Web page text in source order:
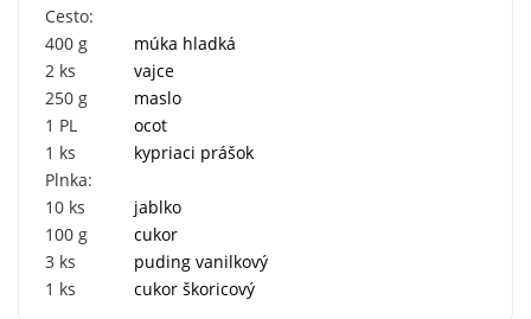
Cesto:
400 g
múka hladká
2 ks
vajce
250 g
maslo
1 PL
ocot
1 ks
kypriaci prášok
Plnka:
10 ks
jablko
100 g
cukor
3 ks
puding vanilkový
1 ks cukor škoricový